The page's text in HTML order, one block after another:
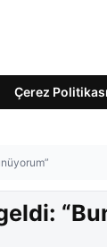
Çerez Politikası